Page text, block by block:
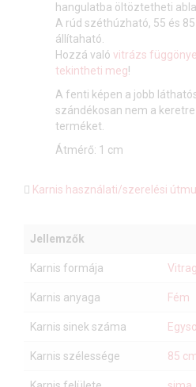
hangulatba öltöztetheti
A rúd széthúzható, 55 és
állítaható.
Hozzá való vitrázs
tekintheti meg!
A fenti képen a jobb
szándékosan nem a
terméket.
Átmérő: 1 cm
Karnis használati/szerelési
Jellemzők
Karnis formája
Karnis anyaga Fém
Karnis sinek száma
Karnis szélessége 85